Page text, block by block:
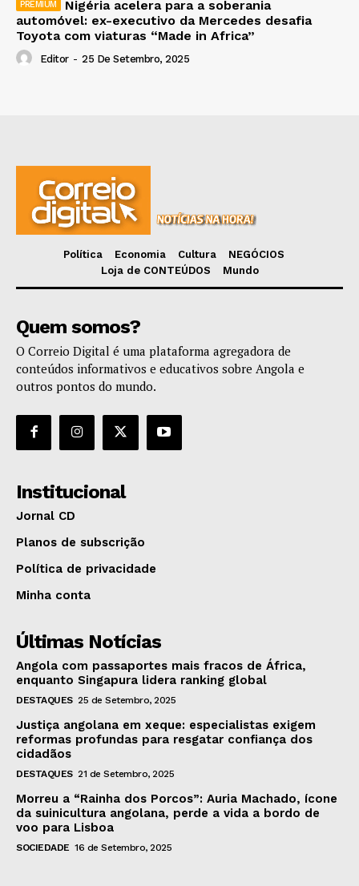
Nigéria acelera para a soberania
automóvel: ex-executivo da Mercedes desafia
Toyota com viaturas “Made in Africa”
Editor - 25 De Setembro, 2025
Política Economia Cultura
NEGÓCIOS
Loja de CONTEÚDOS
Mundo
Quem somos?
O Correio Digital é uma plataforma agregadora de
conteúdos informativos e educativos sobre Angola e
outros pontos do mundo.
Institucional
Jornal CD
Planos de subscrição
Política de privacidade
Minha conta
Últimas Notícias
Angola com passaportes mais fracos de África,
enquanto Singapura lidera ranking global
DESTAQUES 25 de Setembro, 2025
Justiça angolana em xeque: especialistas exigem
reformas profundas para resgatar confiança dos
cidadãos
DESTAQUES 21 de Setembro, 2025
Morreu a “Rainha dos Porcos”: Auria Machado, ícone
da suinicultura angolana, perde a vida a bordo de
voo para Lisboa
SOCIEDADE 16 de Setembro, 2025